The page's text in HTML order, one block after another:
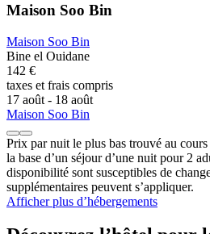
Maison Soo Bin
Maison Soo Bin
Bine el Ouidane
142 €
taxes et frais compris
17 août - 18 août
Maison Soo Bin
Prix par nuit le plus bas trouvé au
la base d’un séjour d’une nuit pour 2
disponibilité sont susceptibles de
supplémentaires peuvent s’appliquer.
Afficher plus d’hébergements